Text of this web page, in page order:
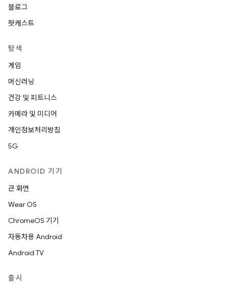
블로그
팟캐스트
탐색
게임
머신러닝
건강 및 피트니스
카메라 및 미디어
개인정보처리방침
5G
ANDROID 기기
큰 화면
Wear OS
ChromeOS 기기
자동차용 Android
Android TV
출시